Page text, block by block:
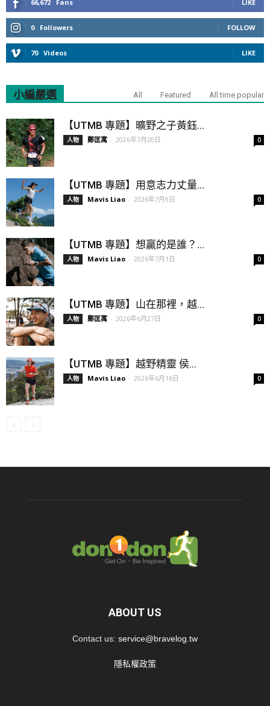
66,672 Fans LIKE
0 Followers FOLLOW
70 Videos LIKE
小編嚴選 All Featured All time popular
【UTMB 專題】曠野之子黃鈺...
人物 鄭匡寓 - 2026年7月20日 0
【UTMB 專題】用意志力丈量...
人物 Mavis Liao - 2026年7月9日 0
【UTMB 專題】想贏的是誰？...
人物 Mavis Liao - 2026年7月1日 0
【UTMB 專題】山在那裡，越...
人物 鄭匡寓 - 2026年6月27日 0
【UTMB 專題】越野精靈 侯...
人物 Mavis Liao - 2026年6月16日 0
ABOUT US
Contact us: service@bravelog.tw
隱私權政策